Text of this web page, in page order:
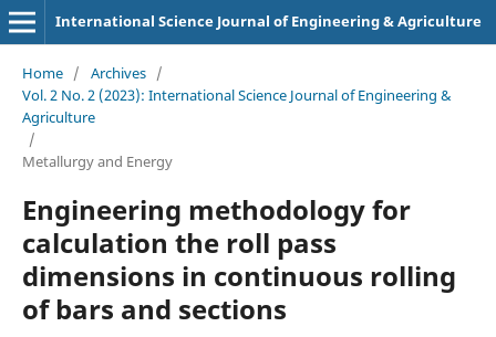
International Science Journal of Engineering & Agriculture
Home / Archives /
Vol. 2 No. 2 (2023): International Science Journal of Engineering &
Agriculture
/
Metallurgy and Energy
Engineering methodology for
calculation the roll pass
dimensions in continuous rolling
of bars and sections